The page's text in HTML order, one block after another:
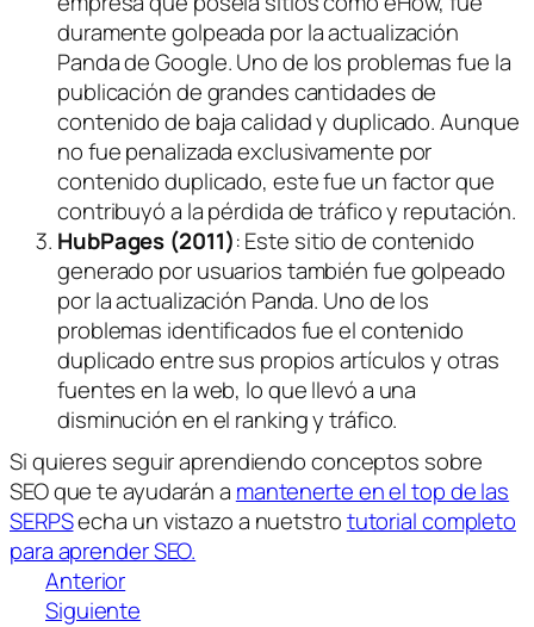
duramente golpeada por la actualización
Panda de Google. Uno de los problemas fue la
publicación de grandes cantidades de
contenido de baja calidad y duplicado. Aunque
no fue penalizada exclusivamente por
contenido duplicado, este fue un factor que
contribuyó a la pérdida de tráfico y reputación.
HubPages (2011): Este sitio de contenido
generado por usuarios también fue golpeado
por la actualización Panda. Uno de los
problemas identificados fue el contenido
duplicado entre sus propios artículos y otras
fuentes en la web, lo que llevó a una
disminución en el ranking y tráfico.
Si quieres seguir aprendiendo conceptos sobre
SEO que te ayudarán a mantenerte en el top de las
SERPSecha un vistazo a nuetstrotutorial completo
para aprender SEO.
Anterior
Siguiente